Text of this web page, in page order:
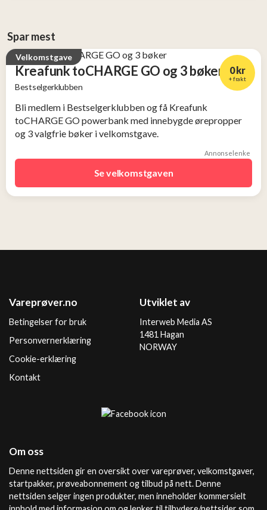
Spar mest
Velkomstgave
Kreafunk toCHARGE GO og 3 bøker
Bestselgerklubben
0 kr
+ frakt
Bli medlem i Bestselgerklubben og få Kreafunk
toCHARGE GO powerbank med innebygde ørepropper
og 3 valgfrie bøker i velkomstgave.
Annonselenke
Se velkomstgaven
Vareprøver.no
Betingelser for bruk
Personvernerklæring
Cookie-erklæring
Kontakt
Utviklet av
Interweb Media AS
1481 Hagan
NORWAY
Om oss
Denne nettsiden gir en oversikt over vareprøver, velkomstgaver,
startpakker, prøveabonnement og tilbud på nett. Denne
nettsiden selger ingen produkter, men inneholder kommersielt